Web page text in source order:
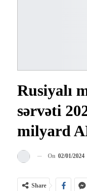
Rusiyalı
sərvəti
milyard
On 02/01/2024
Share